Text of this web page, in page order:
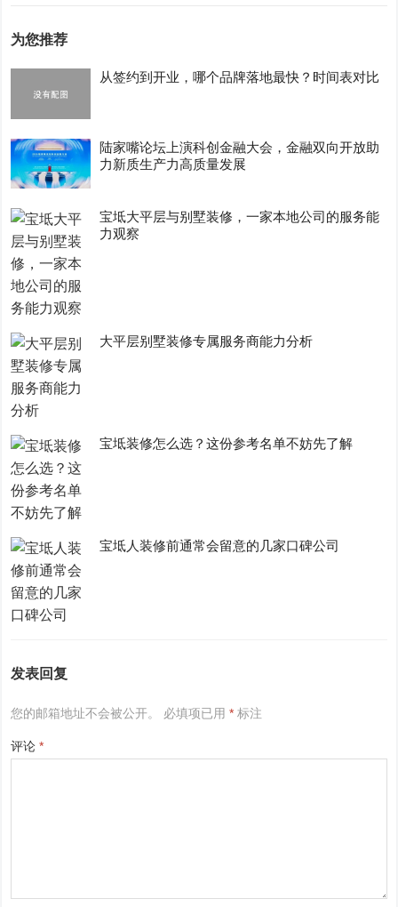
为您推荐
从签约到开业，哪个品牌落地最快？时间表对比
陆家嘴论坛上演科创金融大会，金融双向开放助
力新质生产力高质量发展
宝坻大平层与别墅装修，一家本地公司的服务能
力观察
大平层别墅装修专属服务商能力分析
宝坻装修怎么选？这份参考名单不妨先了解
宝坻人装修前通常会留意的几家口碑公司
发表回复
您的邮箱地址不会被公开。 必填项已用* 标注
评论*